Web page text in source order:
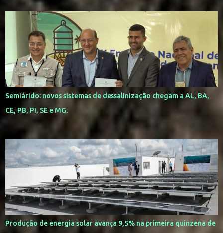
Semiárido: novos sistemas de dessalinização chegam a AL, BA,
CE, PB, PI, SE e MG.
Produção de energia solar avança 9,5% na primeira quinzena de